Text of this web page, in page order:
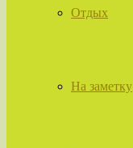
Отдых
На заметку